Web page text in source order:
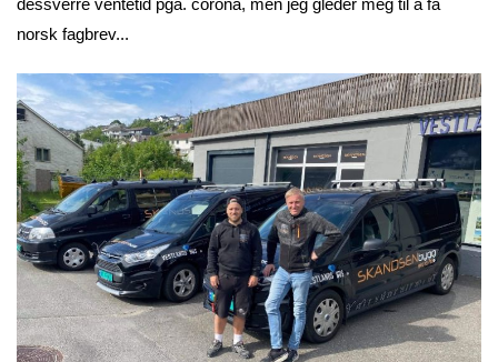
dessverre ventetid pga. corona, men jeg gleder meg til å få
norsk fagbrev...